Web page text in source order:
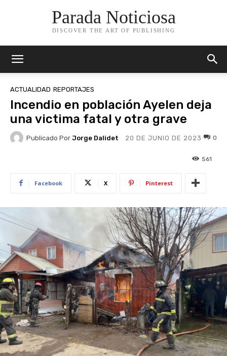
Parada Noticiosa
DISCOVER THE ART OF PUBLISHING
ACTUALIDAD REPORTAJES
Incendio en población Ayelen deja
una victima fatal y otra grave
Publicado Por Jorge Dalidet 20 DE JUNIO DE 2023 0
561
Facebook X Pinterest